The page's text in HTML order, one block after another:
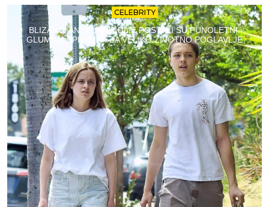
CELEBRITY
BLIZANCI ANGELINE JOLIE POSTALI SU PUNOLETNI:
GLUMICA SPREMNA ZA VELIKO ŽIVOTNO POGLAVLJE